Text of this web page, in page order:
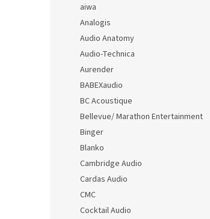
aiwa
Analogis
Audio Anatomy
Audio-Technica
Aurender
BABEXaudio
BC Acoustique
Bellevue/ Marathon Entertainment
Binger
Blanko
Cambridge Audio
Cardas Audio
CMC
Cocktail Audio